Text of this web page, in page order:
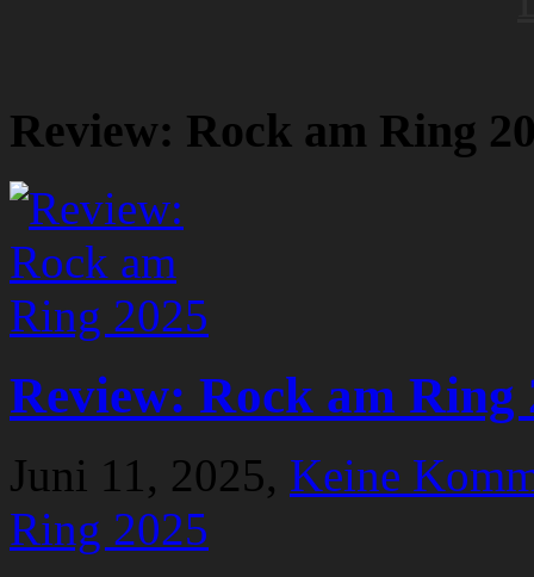
Review: Rock am Ring
Review: Rock am Ring
Juni 11, 2025, Keine
Ring 2025